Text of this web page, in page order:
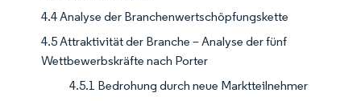
4.4 Analyse der Branchenwertschöpfungskette
4.5 Attraktivität der Branche – Analyse der fünf
Wettbewerbskräfte nach Porter
4.5.1 Bedrohung durch neue Marktteilnehmer